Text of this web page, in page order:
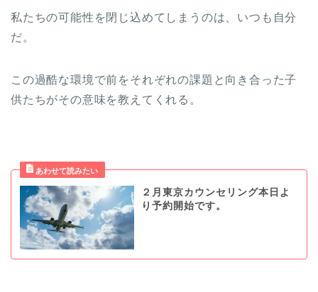
私たちの可能性を閉じ込めてしまうのは、いつも自分
だ。
この過酷な環境で前をそれぞれの課題と向き合った子
供たちがその意味を教えてくれる。
２月東京カウンセリング本日よ
り予約開始です。